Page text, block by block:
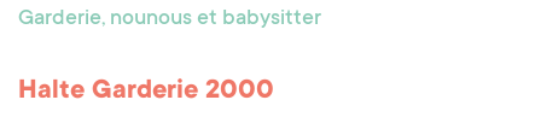
Garderie, nounous et babysitter
Halte Garderie 2000